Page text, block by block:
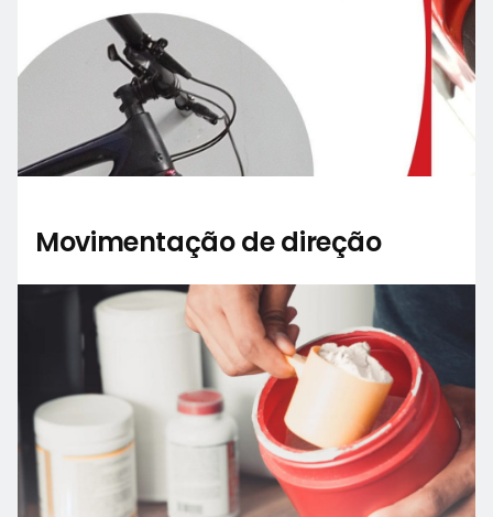
Movimentação de direção